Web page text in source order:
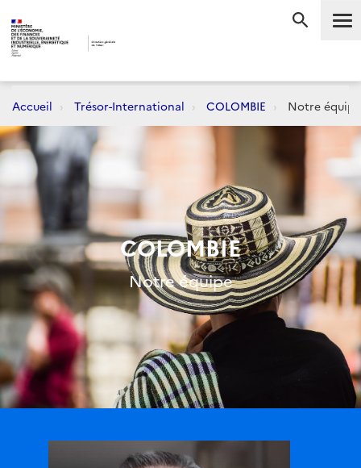
Accueil Trésor-International COLOMBIE Notre équipe
COLOMBIE
Notre équipe